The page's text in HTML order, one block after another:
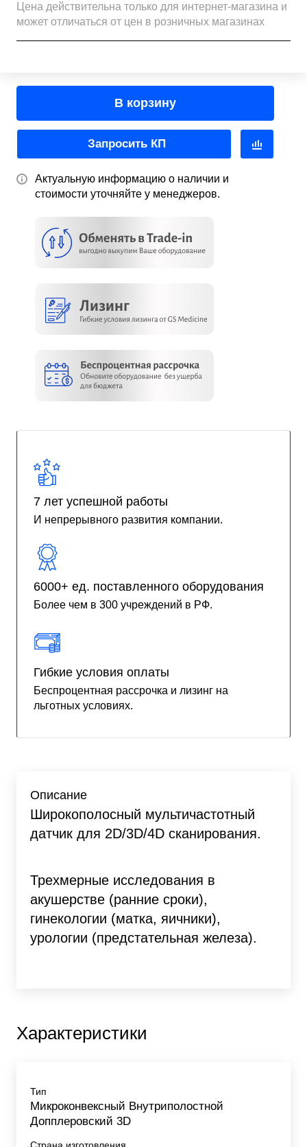
Цена действительна только для интернет-магазина и
может отличаться от цен в розничных магазинах
В корзину
Запросить КП
Актуальную информацию о наличии и
стоимости уточняйте у менеджеров.
7 лет успешной работы
И непрерывного развития компании.
6000+ ед. поставленного оборудования
Более чем в 300 учреждений в РФ.
Гибкие условия оплаты
Беспроцентная рассрочка и лизинг на
льготных условиях.
Описание
Широкополосный мультичастотный
датчик для 2D/3D/4D сканирования.
Трехмерные исследования в
акушерстве (ранние сроки),
гинекологии (матка, яичники),
урологии (предстательная железа).
Характеристики
Тип
Микроконвексный Внутриполостной
Допплеровский 3D
Страна изготовления